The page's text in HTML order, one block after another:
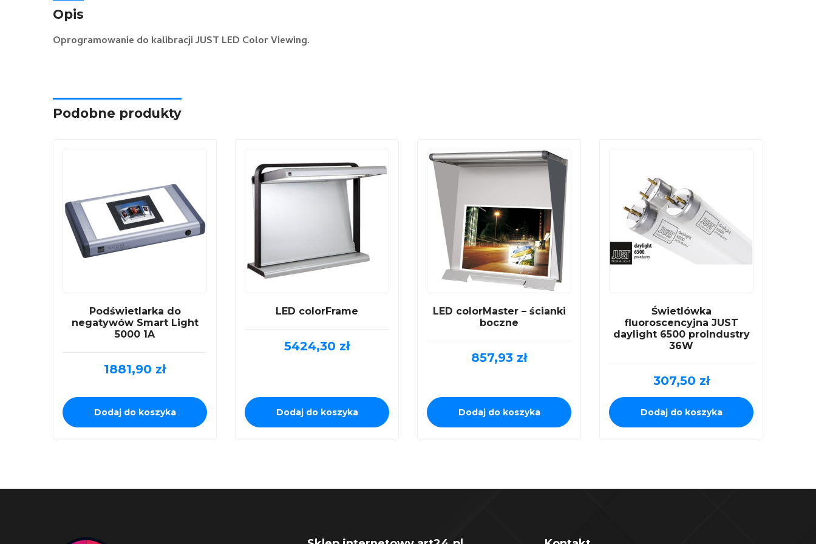
Opis
Oprogramowanie do kalibracji JUST LED Color Viewing.
Podobne produkty
Podświetlarka do
negatywów Smart Light
5000 1A
1881,90 zł
Dodaj do koszyka
LED colorFrame
5424,30 zł
Dodaj do koszyka
LED colorMaster – ścianki
boczne
857,93 zł
Dodaj do koszyka
Świetlówka
fluoroscencyjna JUST
daylight 6500 proIndustry
36W
307,50 zł
Dodaj do koszyka